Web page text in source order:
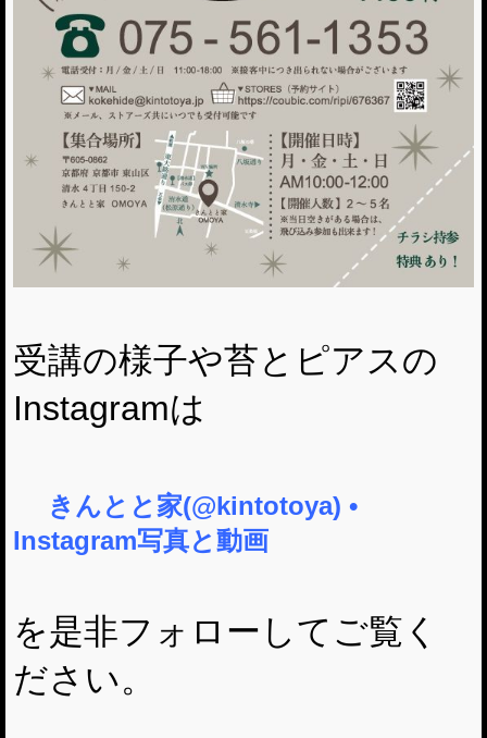
受講の様子や苔とピアスの
Instagramは
きんとと家(@kintotoya) •
Instagram写真と動画
を是非フォローしてご覧く
ださい。